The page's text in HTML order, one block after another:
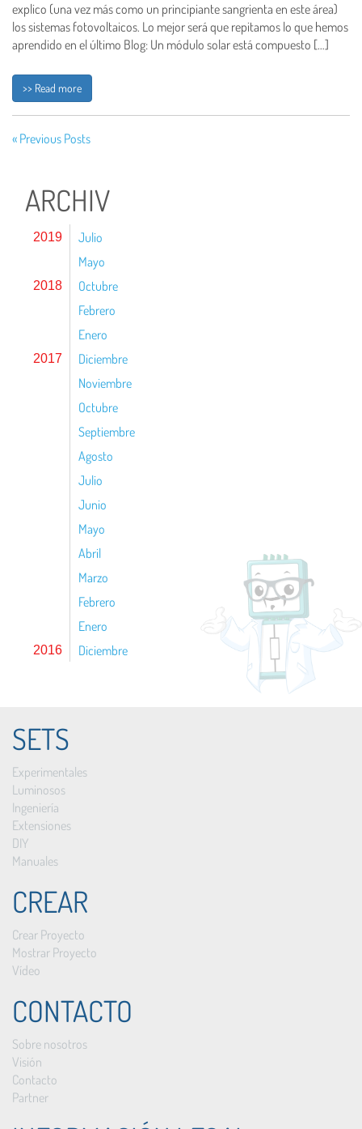
explico (una vez más como un principiante sangrienta en este área)
los sistemas fotovoltaicos. Lo mejor será que repitamos lo que hemos
aprendido en el último Blog: Un módulo solar está compuesto […]
>> Read more
« Previous Posts
ARCHIV
2019
Julio
Mayo
2018
Octubre
Febrero
Enero
2017
Diciembre
Noviembre
Octubre
Septiembre
Agosto
Julio
Junio
Mayo
Abril
Marzo
Febrero
Enero
2016 Diciembre
SETS
Experimentales
Luminosos
Ingeniería
Extensiones
DIY
Manuales
CREAR
Crear Proyecto
Mostrar Proyecto
Vídeo
CONTACTO
Sobre nosotros
Visión
Contacto
Partner